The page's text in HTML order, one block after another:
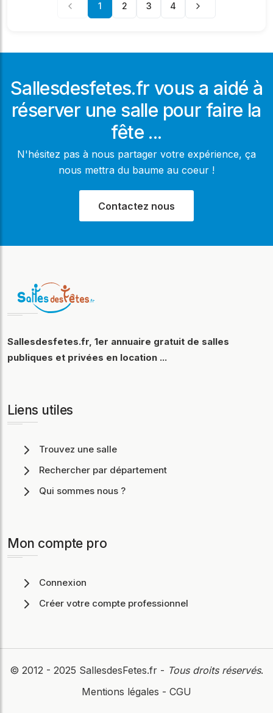
1 2 3 4
Sallesdesfetes.fr vous a aidé à
réserver une salle pour faire la
fête ...
N'hésitez pas à nous partager votre expérience, ça
nous mettra du baume au coeur !
Contactez nous
Sallesdesfetes.fr, 1er annuaire gratuit de salles
publiques et privées en location ...
Liens utiles
Trouvez une salle
Rechercher par département
Qui sommes nous ?
Mon compte pro
Connexion
Créer votre compte professionnel
© 2012 - 2025 SallesdesFetes.fr - Tous droits réservés.
Mentions légales - CGU